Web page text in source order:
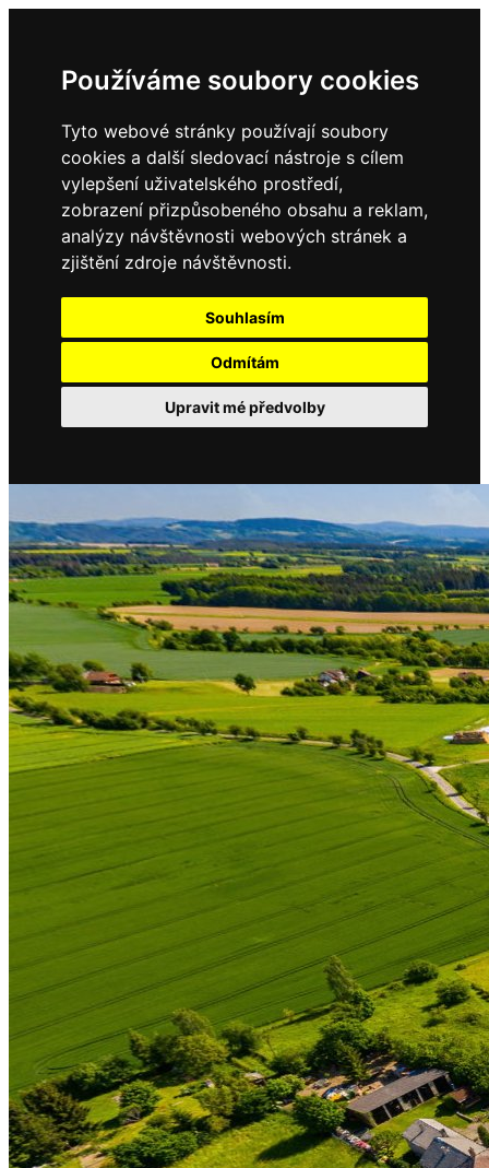
Používáme soubory cookies
Tyto webové stránky používají soubory
cookies a další sledovací nástroje s cílem
vylepšení uživatelského prostředí,
zobrazení přizpůsobeného obsahu a reklam,
analýzy návštěvnosti webových stránek a
zjištění zdroje návštěvnosti.
Souhlasím
Odmítám
Upravit mé předvolby